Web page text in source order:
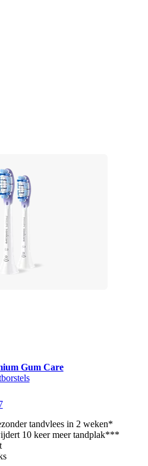
Gum Care
tandvlees in 2 weken*
10 keer meer tandplak***